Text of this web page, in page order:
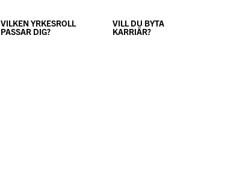
VILKEN YRKESROLL
PASSAR DIG?
VILL DU BYTA
KARRIÄR?